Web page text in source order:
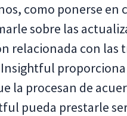
como ponerse
sobre las
relacionada con las
la procesan de
pueda prestarle